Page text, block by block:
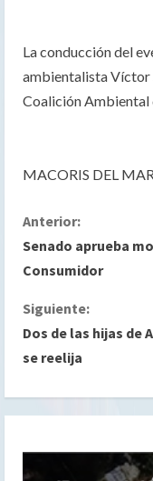
La conducción del
ambientalista Víctor
Coalición Ambiental
MACORIS DEL
S
i
g
u
l
e
Anterior:
Senado aprueba
Consumidor
Siguiente:
Dos de las hijas de
se reelija